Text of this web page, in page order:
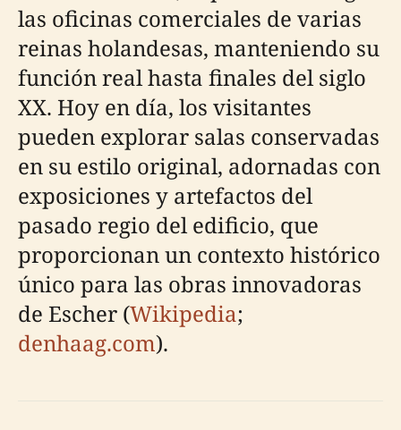
las oficinas comerciales de varias
reinas holandesas, manteniendo su
función real hasta finales del siglo
XX. Hoy en día, los visitantes
pueden explorar salas conservadas
en su estilo original, adornadas con
exposiciones y artefactos del
pasado regio del edificio, que
proporcionan un contexto histórico
único para las obras innovadoras
de Escher (Wikipedia;
denhaag.com).